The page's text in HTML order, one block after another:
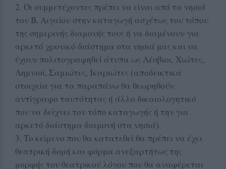
2. Οι συμμετέχοντες πρέπει να είναι από τα νησιά
του Β. Αιγαίου στην καταγωγή ασχέτως του τόπου
της σημερινής διαμονής τους ή να διαμένουν για
αρκετό χρονικό διάστημα στα νησιά μας και να
έχουν πολιτογραφηθεί άτυπα ως Λέσβιοι, Χιώτες,
Λημνιοί, Σαμιώτες, Ικαριώτες (αποδεικτικά
στοιχεία για τα παραπάνω θα θεωρηθούν
αντίγραφο ταυτότητας ή άλλο δικαιολογητικό
που να δείχνει τον τόπο καταγωγής ή την για
αρκετό διάστημα διαμονή στα νησιά).
3. Το κείμενο που θα κατατεθεί θα πρέπει να έχει
θεατρική δομή και φόρμα ανεξαρτήτως της
μορφής του θεατρικού λόγου που θα αναφέρεται